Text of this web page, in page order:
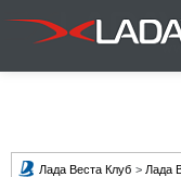
Лада Веста Клуб > Лада